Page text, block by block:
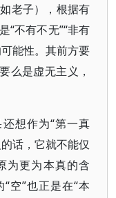
老子），根据有
“不有不无”“非有
能性。其前方要
么是虚无主义，
想作为“第一真
话，它就不能仅
为更为本真的含
空”也正是在“本